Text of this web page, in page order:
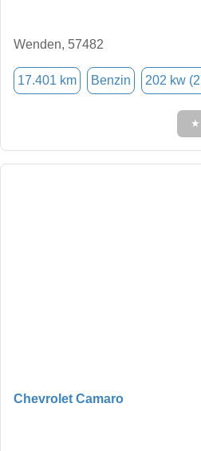
Wenden, 57482
17.401 km Benzin 202 kw
★
Chevrolet Camaro